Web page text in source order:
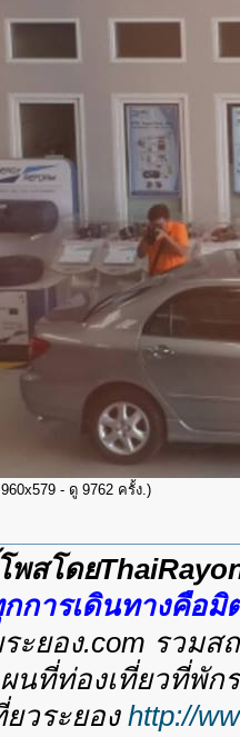
- ดู 9762 ครั้ง.)
พสโดย
กการเดินทางคือมิ
ระยอง.com รวม
นที่ท่องเที่ยวที่พัก
ยวระยอง http://